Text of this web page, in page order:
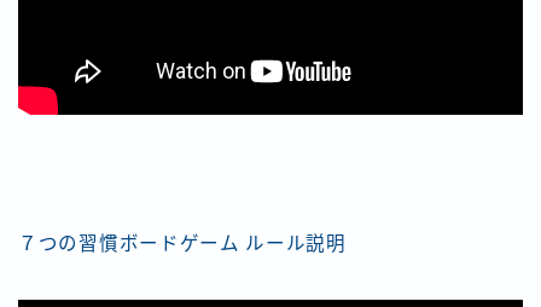
７つの習慣ボードゲーム ルール説明